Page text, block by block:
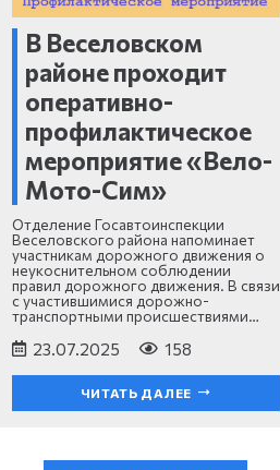
В Веселовском
районе проходит
оперативно-
профилактическое
мероприятие «Вело-
Мото-Сим»
Отделение Госавтоинспекции
Веселовского района напоминает
участникам дорожного движения о
неукоснительном соблюдении
правил дорожного движения. В связи
с участившимися дорожно-
транспортными происшествиями…
23.07.2025 158
ЧИТАТЬ ДАЛЕЕ